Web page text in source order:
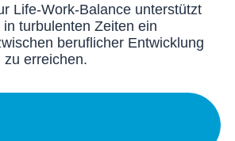
Life-Work-Balance unterstützt
turbulenten Zeiten ein
beruflicher Entwicklung
zu erreichen.